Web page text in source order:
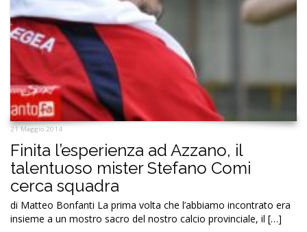
21 Maggio 2014
Finita l’esperienza ad Azzano, il
talentuoso mister Stefano Comi
cerca squadra
di Matteo Bonfanti La prima volta che l’abbiamo incontrato era
insieme a un mostro sacro del nostro calcio provinciale, il […]